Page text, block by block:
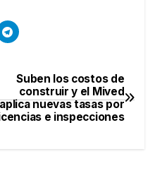
Suben los costos de
construir y el Mived
aplica nuevas tasas por
e inspecciones